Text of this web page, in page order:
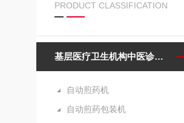
PRODUCT CLASSIFICATION
基层医疗卫生机构中医诊疗区（中医馆）服务能力建设项目诊疗设备
自动煎药机
自动煎药包装机